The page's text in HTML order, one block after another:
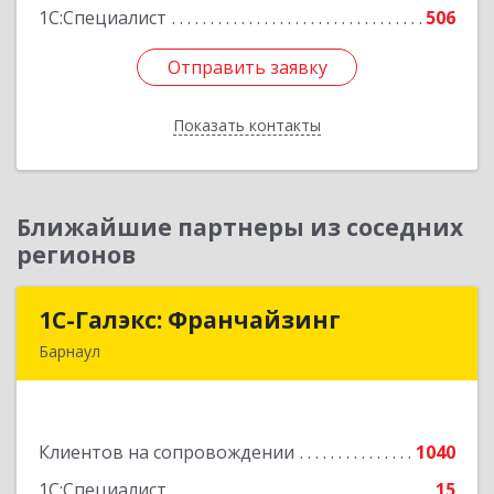
1С:Специалист
506
Отправить заявку
Показать контакты
Отправить заявку
Назад
Ближайшие партнеры из соседних
регионов
1С-Галэкс: Франчайзинг
Барнаул
Клиентов на сопровождении
1040
1С-Галэкс: Франчайзинг
Подробнее